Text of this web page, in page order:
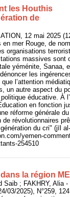
les Houthis
de
12 mai 2025
en mer Rouge, de
organisations
massives sont
yéménite, Sanaa,
les
l’attention
un autre aspect du
éducative. À
en fonction
réforme générale
de révolutionnaires
du cri" (jīl
yemen-
254510
la région
Saib ; FAKHRY, Alia
03/2025), N°259,